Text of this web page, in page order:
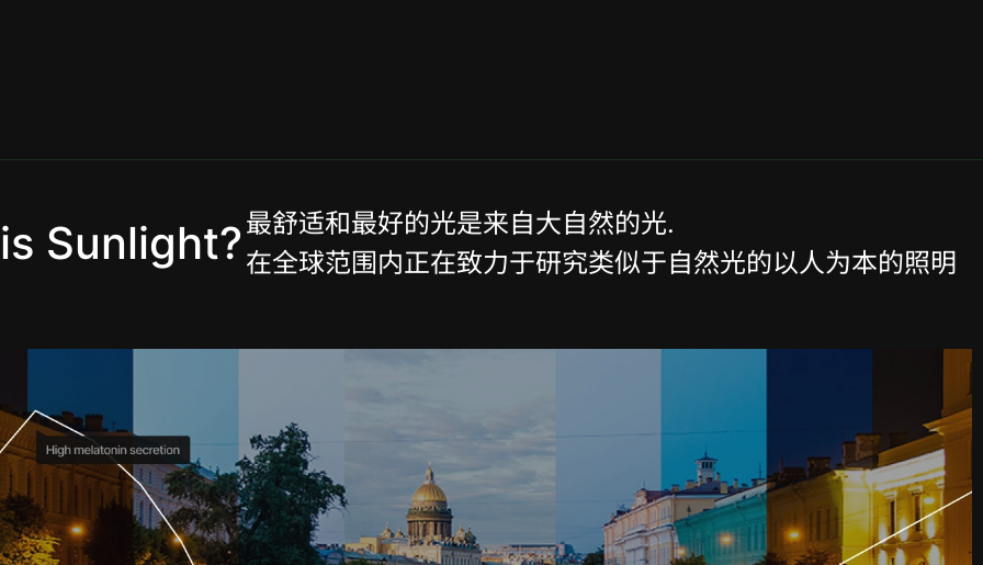
Sunlight? 最舒适和最好的光是来自大自然的光.
​在全球范围内正在致力于研究类似于自然光的以人为本的照明​